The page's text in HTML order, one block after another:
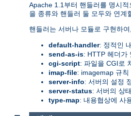
Apache 1.1부터 핸들러를 명시
을 종류와 핸들러 둘 모두와 연계
핸들러는 서버나 모듈로 구현하여,
default-handler: 정적인
send-as-is: HTTP 헤더가
cgi-script: 파일을 CGI로
imap-file: imagemap 규
server-info: 서버의 설정
server-status: 서버의 상
type-map: 내용협상에 사